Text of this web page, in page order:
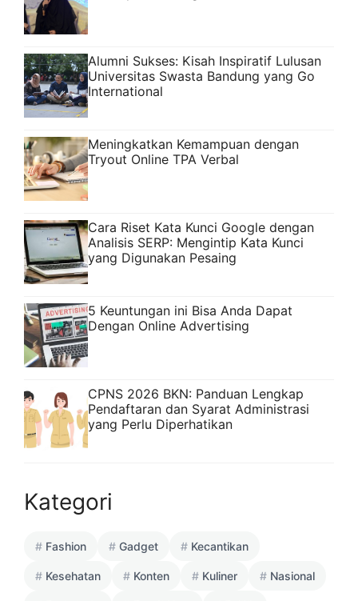
Alumni Sukses: Kisah Inspiratif Lulusan
Universitas Swasta Bandung yang Go
International
Meningkatkan Kemampuan dengan
Tryout Online TPA Verbal
Cara Riset Kata Kunci Google dengan
Analisis SERP: Mengintip Kata Kunci
yang Digunakan Pesaing
5 Keuntungan ini Bisa Anda Dapat
Dengan Online Advertising
CPNS 2026 BKN: Panduan Lengkap
Pendaftaran dan Syarat Administrasi
yang Perlu Diperhatikan
Kategori
Fashion Gadget Kecantikan
Kesehatan Konten Kuliner Nasional